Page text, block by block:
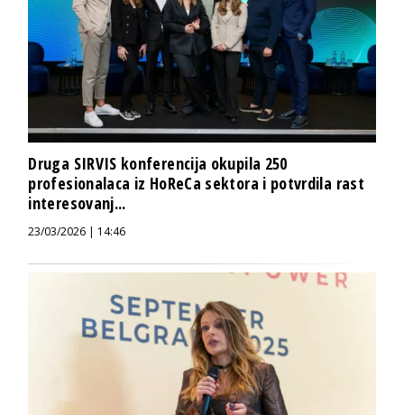
Druga SIRVIS konferencija okupila 250
profesionalaca iz HoReCa sektora i potvrdila rast
interesovanj...
23/03/2026 | 14:46